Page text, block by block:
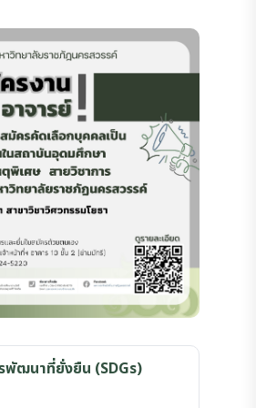
พัฒนาที่ยั่งยืน (SDGs)